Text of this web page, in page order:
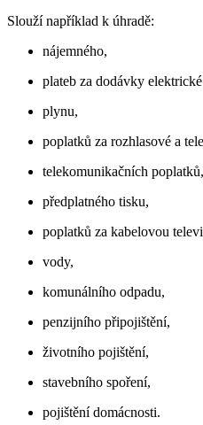
Slouží například k úhradě:
nájemného,
plateb za dodávky
plynu,
poplatků za rozhlasové a
telekomunikačních poplatků,
předplatného tisku,
poplatků za kabelovou
vody,
komunálního odpadu,
penzijního připojištění,
životního pojištění,
stavebního spoření,
pojištění domácnosti.